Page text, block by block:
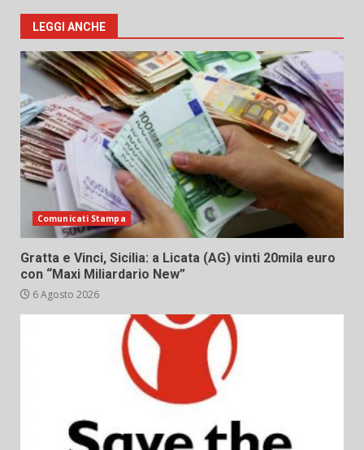
LEGGI ANCHE
Comunicati Stampa
Gratta e Vinci, Sicilia: a Licata (AG) vinti 20mila euro
con “Maxi Miliardario New”
6 Agosto 2026